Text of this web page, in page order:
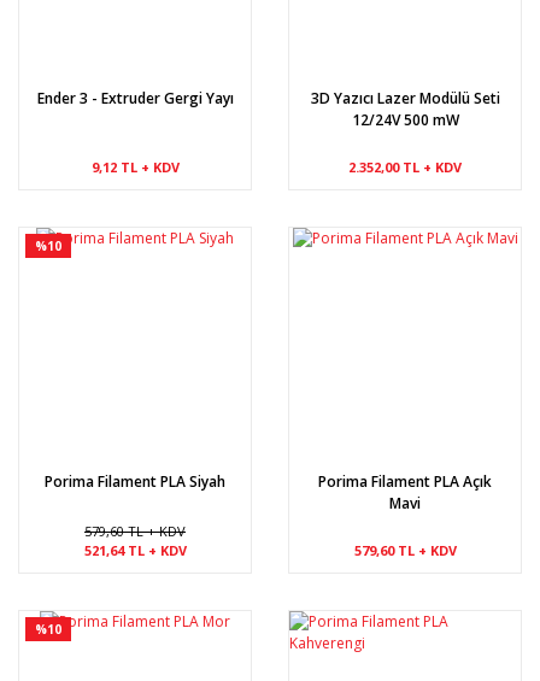
Ender 3 - Extruder Gergi Yayı
9,12 TL + KDV
3D Yazıcı Lazer Modülü Seti
12/24V 500 mW
2.352,00 TL + KDV
%10
Porima Filament PLA Siyah
579,60 TL + KDV
521,64 TL + KDV
Porima Filament PLA Açık
Mavi
579,60 TL + KDV
%10